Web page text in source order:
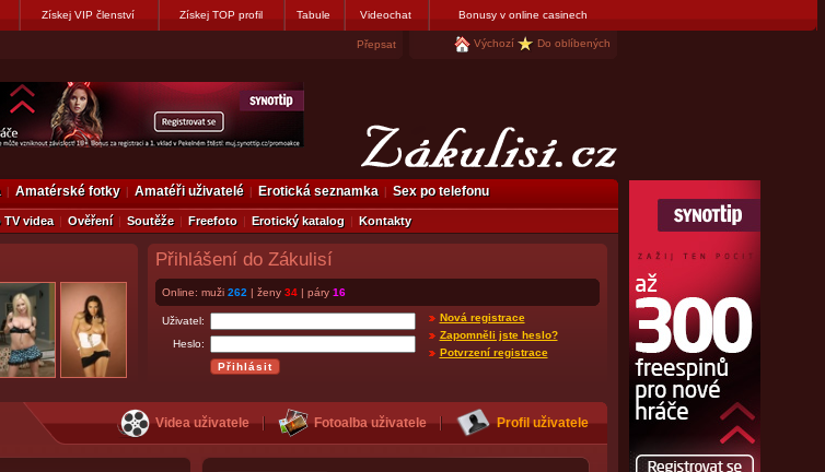
Získej VIP členství Získej TOP profil Tabule Videochat Bonusy v online casinech
Přepsat Výchozí Do oblíbených
Amatérské fotky Amatéři uživatelé Erotická seznamka Sex po telefonu
TV videa Ověření Soutěže Freefoto Erotický katalog Kontakty
Přihlášení do Zákulisí
Online: muži 262 | ženy 34| páry 16
Uživatel:
Heslo:
Nová registrace
Zapomněli jste heslo?
Potvrzení registrace
Videa uživatele Fotoalba uživatele Profil uživatele